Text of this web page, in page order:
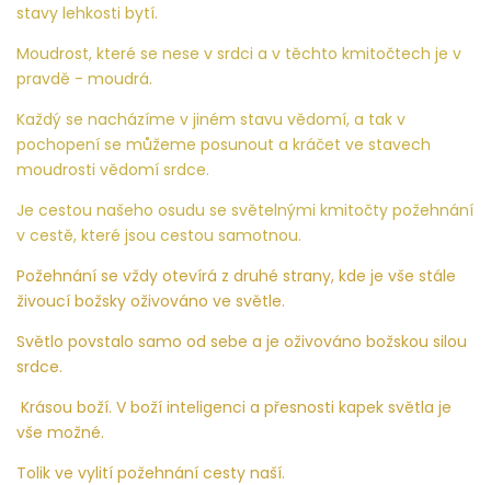
stavy lehkosti bytí.
Moudrost, které se nese v srdci a v těchto kmitočtech je v
pravdě - moudrá.
Každý se nacházíme v jiném stavu vědomí, a tak v
pochopení se můžeme posunout a kráčet ve stavech
moudrosti vědomí srdce.
Je cestou našeho osudu se světelnými kmitočty požehnání
v cestě, které jsou cestou samotnou.
Požehnání se vždy otevírá z druhé strany, kde je vše stále
živoucí božsky oživováno ve světle.
Světlo povstalo samo od sebe a je oživováno božskou silou
srdce.
Krásou boží. V boží inteligenci a přesnosti kapek světla je
vše možné.
Tolik ve vylití požehnání cesty naší.